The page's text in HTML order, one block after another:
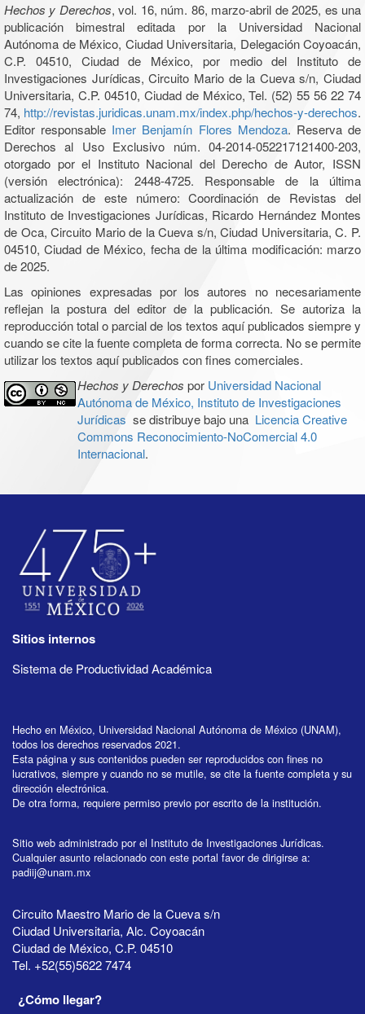
Hechos y Derechos, vol. 16, núm. 86, marzo-abril de 2025, es una
publicación bimestral editada por la Universidad Nacional
Autónoma de México, Ciudad Universitaria, Delegación Coyoacán,
C.P. 04510, Ciudad de México, por medio del Instituto de
Investigaciones Jurídicas, Circuito Mario de la Cueva s/n, Ciudad
Universitaria, C.P. 04510, Ciudad de México, Tel. (52) 55 56 22 74
74, http://revistas.juridicas.unam.mx/index.php/hechos-y-derechos.
Editor responsable Imer Benjamín Flores Mendoza. Reserva de
Derechos al Uso Exclusivo núm. 04-2014-052217121400-203,
otorgado por el Instituto Nacional del Derecho de Autor, ISSN
(versión electrónica): 2448-4725. Responsable de la última
actualización de este número: Coordinación de Revistas del
Instituto de Investigaciones Jurídicas, Ricardo Hernández Montes
de Oca, Circuito Mario de la Cueva s/n, Ciudad Universitaria, C. P.
04510, Ciudad de México, fecha de la última modificación: marzo
de 2025.
Las opiniones expresadas por los autores no necesariamente
reflejan la postura del editor de la publicación. Se autoriza la
reproducción total o parcial de los textos aquí publicados siempre y
cuando se cite la fuente completa de forma correcta. No se permite
utilizar los textos aquí publicados con fines comerciales.
Hechos y Derechos por Universidad Nacional
Autónoma de México, Instituto de Investigaciones
Jurídicas se distribuye bajo una Licencia Creative
Commons Reconocimiento-NoComercial 4.0
Internacional.
Sitios internos
Sistema de Productividad Académica
Hecho en México, Universidad Nacional Autónoma de México (UNAM),
todos los derechos reservados 2021.
Esta página y sus contenidos pueden ser reproducidos con fines no
lucrativos, siempre y cuando no se mutile, se cite la fuente completa y su
dirección electrónica.
De otra forma, requiere permiso previo por escrito de la institución.
Sitio web administrado por el Instituto de Investigaciones Jurídicas.
Cualquier asunto relacionado con este portal favor de dirigirse a:
padiij@unam.mx
Circuito Maestro Mario de la Cueva s/n
Ciudad Universitaria, Alc. Coyoacán
Ciudad de México, C.P. 04510
Tel. +52(55)5622 7474
¿Cómo llegar?